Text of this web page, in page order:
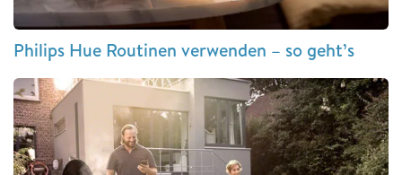
Philips Hue Routinen verwenden – so geht’s